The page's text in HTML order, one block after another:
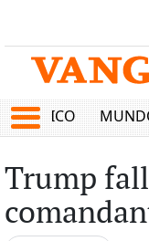
MÉXICO
Trump